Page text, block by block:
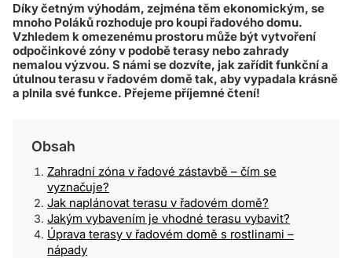
Díky četným výhodám, zejména těm ekonomickým, se
mnoho Poláků rozhoduje pro koupi řadového domu.
Vzhledem k omezenému prostoru může být vytvoření
odpočinkové zóny v podobě terasy nebo zahrady
nemalou výzvou. S námi se dozvíte, jak zařídit funkční a
útulnou terasu v řadovém domě tak, aby vypadala krásně
a plnila své funkce. Přejeme příjemné čtení!
Obsah
Zahradní zóna v řadové zástavbě – čím se
vyznačuje?
Jak naplánovat terasu v řadovém domě?
Jakým vybavením je vhodné terasu vybavit?
Úprava terasy v řadovém domě s rostlinami –
nápady